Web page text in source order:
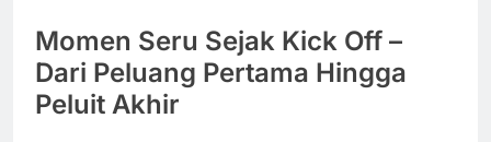
Momen Seru Sejak Kick Off –
Dari Peluang Pertama Hingga
Peluit Akhir